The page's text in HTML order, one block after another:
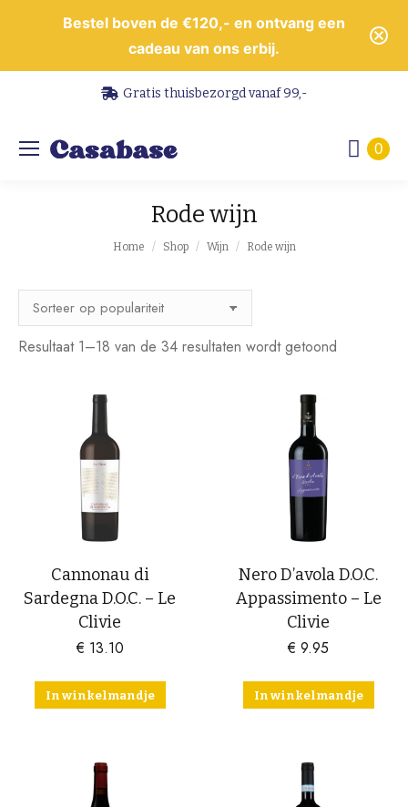
Bestel boven de €120,- en ontvang een
cadeau van ons erbij.
Gratis thuisbezorgd vanaf 99,-
0
Rode wijn
Je bent hier:
Home Shop Wijn Rode wijn
Resultaat 1–18 van de 34 resultaten wordt getoond
Cannonau di
Sardegna D.O.C. – Le
Clivie
€ 13.10
In winkelmandje
Nero D’avola D.O.C.
Appassimento – Le
Clivie
€ 9.95
In winkelmandje